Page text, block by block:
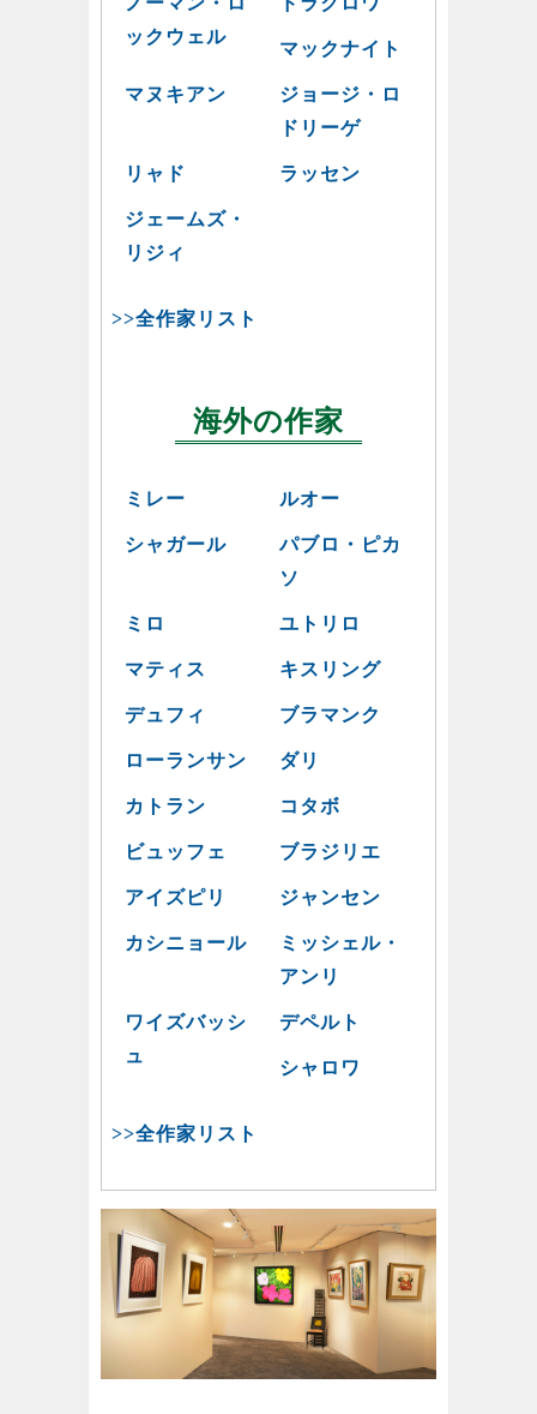
ックウェル
マックナイト
マヌキアン
ジョージ・ロ
ドリーゲ
リャド ラッセン
ジェームズ・
リジィ
>>全作家リスト
海外の作家
ミレー ルオー
シャガール
パブロ・ピカ
ソ
ミロ ユトリロ
マティス キスリング
デュフィ ブラマンク
ローランサン ダリ
カトラン コタボ
ビュッフェ ブラジリエ
アイズピリ ジャンセン
カシニョール
ミッシェル・
アンリ
ワイズバッシ
ュ
デペルト
シャロワ
>>全作家リスト